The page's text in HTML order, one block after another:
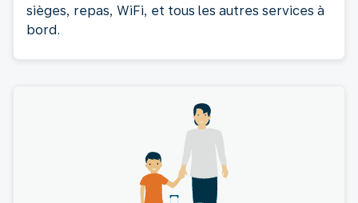
sièges, repas, WiFi, et tous les autres services à
bord.